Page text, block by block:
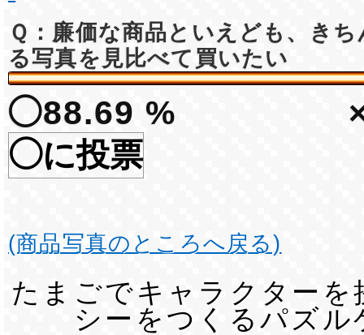
Ｑ：廉価な商品といえども、き
る写真を見比べて買いたい
◯88.69 %
◯に投票
(商品写真のところへ戻る)
たまごでキャラクターを
シーをつくるパズル